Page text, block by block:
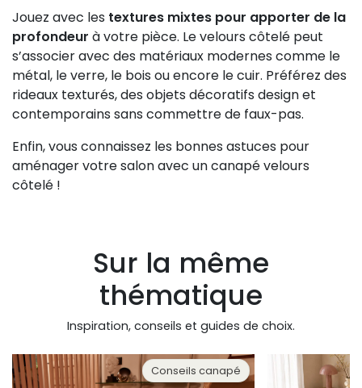
Jouez avec les textures mixtes pour apporter de la
profondeur à votre pièce. Le velours côtelé peut
s’associer avec des matériaux modernes comme le
métal, le verre, le bois ou encore le cuir. Préférez des
rideaux texturés, des objets décoratifs design et
contemporains sans commettre de faux-pas.
Enfin, vous connaissez les bonnes astuces pour
aménager votre salon avec un canapé velours
côtelé !
Sur la même
thématique
Inspiration, conseils et guides de choix.
Conseils canapé